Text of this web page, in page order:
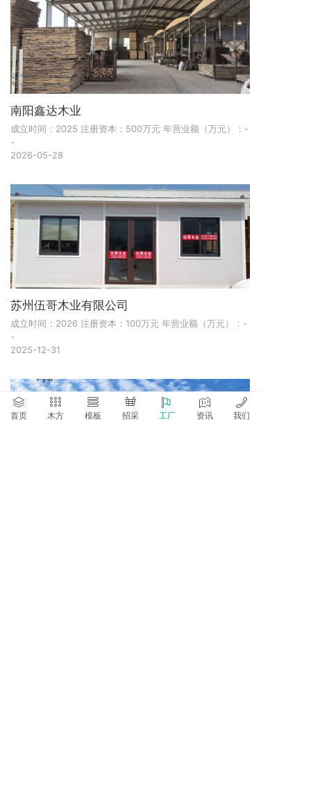
南阳鑫达木业
成立时间：2025 注册资本：500万元 年营业额（万元）：-
-
2026-05-28
苏州伍哥木业有限公司
成立时间：2026 注册资本：100万元 年营业额（万元）：-
-
2025-12-31
首页 木方 模板 招采 工厂 资讯 我们